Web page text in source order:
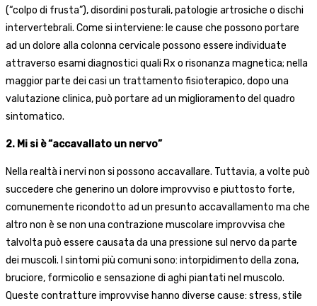
(“colpo di frusta”), disordini posturali, patologie artrosiche o dischi
intervertebrali. Come si interviene: le cause che possono portare
ad un dolore alla colonna cervicale possono essere individuate
attraverso esami diagnostici quali Rx o risonanza magnetica; nella
maggior parte dei casi un trattamento fisioterapico, dopo una
valutazione clinica, può portare ad un miglioramento del quadro
sintomatico.
2. Mi si è “accavallato un nervo”
Nella realtà i nervi non si possono accavallare. Tuttavia, a volte può
succedere che generino un dolore improvviso e piuttosto forte,
comunemente ricondotto ad un presunto accavallamento ma che
altro non è se non una contrazione muscolare improvvisa che
talvolta può essere causata da una pressione sul nervo da parte
dei muscoli. I sintomi più comuni sono: intorpidimento della zona,
bruciore, formicolio e sensazione di aghi piantati nel muscolo.
Queste contratture improvvise hanno diverse cause: stress, stile